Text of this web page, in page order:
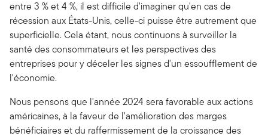
entre 3 % et 4 %, il est difficile d'imaginer qu'en cas de
récession aux États-Unis, celle-ci puisse être autrement que
superficielle. Cela étant, nous continuons à surveiller la
santé des consommateurs et les perspectives des
entreprises pour y déceler les signes d'un essoufflement de
l'économie.
Nous pensons que l'année 2024 sera favorable aux actions
américaines, à la faveur de l'amélioration des marges
bénéficiaires et du raffermissement de la croissance des